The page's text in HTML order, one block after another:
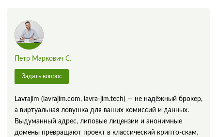
Петр Маркович С.
Задать вопрос
Lavrajim (lavrajim.com, lavra‑jim.tech) — не надёжный брокер,
а виртуальная ловушка для ваших комиссий и данных.
Выдуманный адрес, липовые лицензии и анонимные
домены превращают проект в классический крипто‑скам.